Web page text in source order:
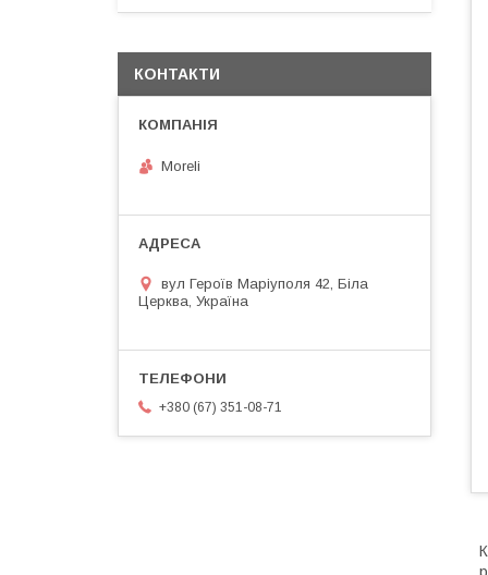
КОНТАКТИ
Moreli
вул Героїв Маріуполя 42, Біла
Церква, Україна
+380 (67) 351-08-71